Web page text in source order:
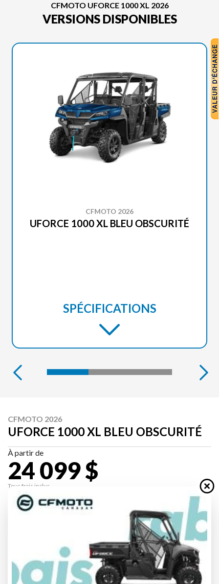
CFMOTO UFORCE 1000 XL 2026
VERSIONS DISPONIBLES
CFMOTO 2026
UFORCE 1000 XL BLEU OBSCURITÉ
SPÉCIFICATIONS
CFMOTO 2026
UFORCE 1000 XL BLEU OBSCURITÉ
À partir de
24 099 $
Tous frais inclus
CALCULATRICE DE PAIEMENT